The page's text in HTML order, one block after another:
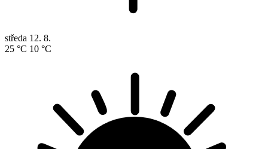
středa 12. 8.
25 °C 10 °C